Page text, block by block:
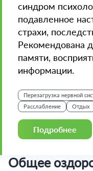
синдром
подавленное
страхи,
Рекомендована
памяти,
информации.
Перезагрузка нервной
Расслабление
Отдых
Подробнее
Общее